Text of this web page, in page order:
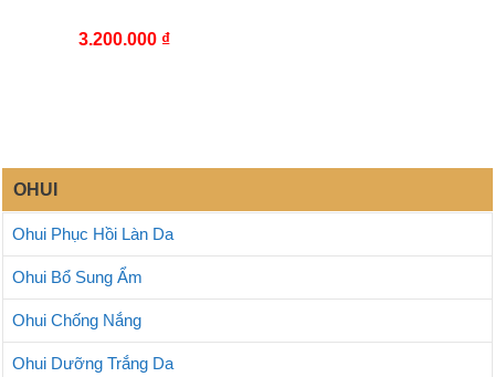
3.200.000 ₫
OHUI
Ohui Phục Hồi Làn Da
Ohui Bổ Sung Ẩm
Ohui Chống Nắng
Ohui Dưỡng Trắng Da